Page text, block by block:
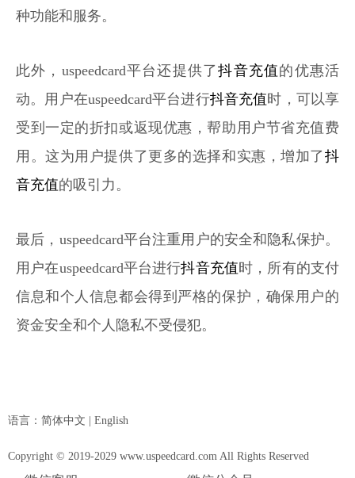
种功能和服务。
此外，uspeedcard平台还提供了抖音充值的优惠活
动。用户在uspeedcard平台进行抖音充值时，可以享
受到一定的折扣或返现优惠，帮助用户节省充值费
用。这为用户提供了更多的选择和实惠，增加了抖
音充值的吸引力。
最后，uspeedcard平台注重用户的安全和隐私保护。
用户在uspeedcard平台进行抖音充值时，所有的支付
信息和个人信息都会得到严格的保护，确保用户的
资金安全和个人隐私不受侵犯。
语言： 简体中文 | English
Copyright © 2019-2029 www.uspeedcard.com All Rights Reserved